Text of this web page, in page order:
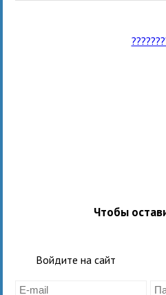
Чтобы
Войдите на сайт